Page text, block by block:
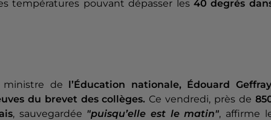
températures pouvant dépasser les40 degrés
ministre de l’Éducation nationale, Édouard Geffray
du brevet des collèges. Ce vendredi, près de
, sauvegardée "puisqu’elle est le matin", affirme